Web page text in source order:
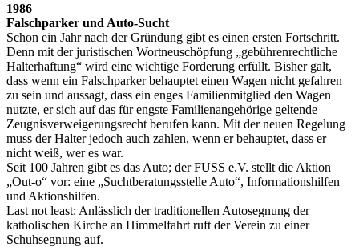
1986
Falschparker und Auto-Sucht
Schon ein Jahr nach der Gründung gibt es einen ersten Fortschritt.
Denn mit der juristischen Wortneuschöpfung „gebührenrechtliche
Halterhaftung“ wird eine wichtige Forderung erfüllt. Bisher galt,
dass wenn ein Falschparker behauptet einen Wagen nicht gefahren
zu sein und aussagt, dass ein enges Familienmitglied den Wagen
nutzte, er sich auf das für engste Familienangehörige geltende
Zeugnisverweigerungsrecht berufen kann. Mit der neuen Regelung
muss der Halter jedoch auch zahlen, wenn er behauptet, dass er
nicht weiß, wer es war.
Seit 100 Jahren gibt es das Auto; der FUSS e.V. stellt die Aktion
„Out-o“ vor: eine „Suchtberatungsstelle Auto“, Informationshilfen
und Aktionshilfen.
Last not least: Anlässlich der traditionellen Autosegnung der
katholischen Kirche an Himmelfahrt ruft der Verein zu einer
Schuhsegnung auf.